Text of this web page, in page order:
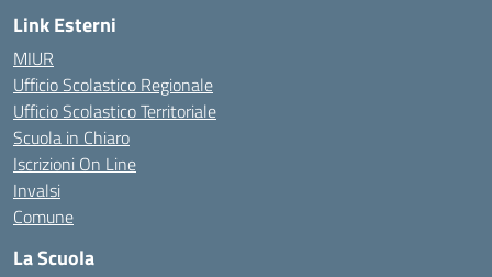
Link Esterni
MIUR
Ufficio Scolastico Regionale
Ufficio Scolastico Territoriale
Scuola in Chiaro
Iscrizioni On Line
Invalsi
Comune
La Scuola